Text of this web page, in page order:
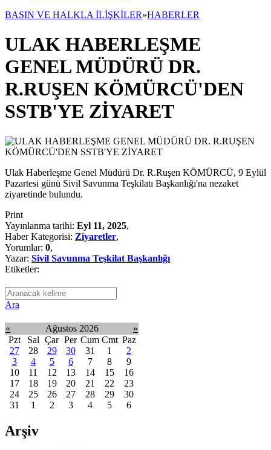
BASIN VE HALKLA İLİŞKİLER»HABERLER
ULAK HABERLEŞME
GENEL MÜDÜRÜ DR.
R.RUŞEN KÖMÜRCÜ'DEN
SSTB'YE ZİYARET
Ulak Haberleşme Genel Müdürü Dr. R.Ruşen KÖMÜRCÜ, 9 Eylül
Pazartesi günü Sivil Savunma Teşkilatı Başkanlığı'na nezaket
ziyaretinde bulundu.
Print
Yayınlanma tarihi: Eyl 11, 2025,
Haber Kategorisi: Ziyaretler,
Yorumlar: 0,
Yazar: Sivil Savunma Teşkilat Başkanlığı
Etiketler:
Ara
« Ağustos 2026
»
Pzt
Sal Çar Per Cum Cmt Paz
27
28 29 30 31 1
2
3
4 5 6 7 8
9
10
11 12 13 14 15
16
17
18 19 20 21 22
23
24
25 26 27 28 29
30
31
1 2 3 4 5 6
Arşiv